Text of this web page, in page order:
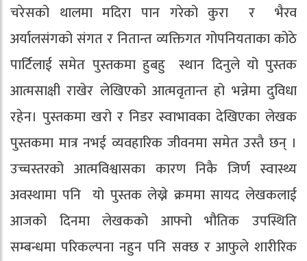
चरेसको थालमा मदिरा पान गरेको कुरा र भैरव
अर्यालसंगको संगत र नितान्त व्यक्तिगत गोपनियताका कोठे
पार्टिलाई समेत पुस्तकमा हुबहु स्थान दिनुले यो पुस्तक
आत्मसाक्षी राखेर लेखिएको आत्मवृतान्त हो भन्नेमा दुविधा
रहेन। पुस्तकमा खरो र निडर स्वाभावका देखिएका लेखक
पुस्तकमा मात्र नभई व्यवहारिक जीवनमा समेत उस्तै छन् ।
उच्चस्तरको आत्मविश्वासका कारण निकै जिर्ण स्वास्थ्य
अवस्थामा पनि यो पुस्तक लेख्ने क्रममा सायद लेखकलाई
आजको दिनमा लेखकको आफ्नो भौतिक उपस्थिति
सम्बन्धमा परिकल्पना नहुन पनि सक्छ र आफुले शारीरिक